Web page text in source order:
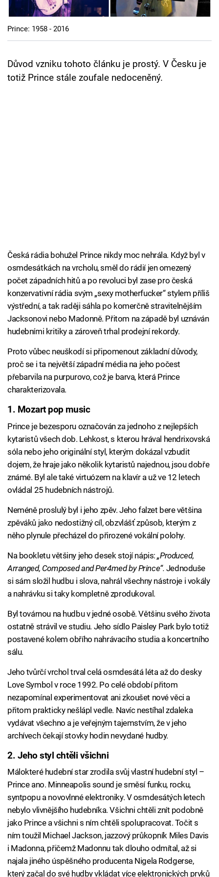
Cool Esport
Pořady
TV Program
Sledujte prima+
Prince: 1958 - 2016
Důvod vzniku tohoto článku je prostý. V Česku je
totiž Prince stále zoufale nedoceněný.
Česká rádia bohužel Prince nikdy moc nehrála. Když byl v
osmdesátkách na vrcholu, směl do rádií jen omezený
počet západních hitů a po revoluci byl zase pro česká
konzervativní rádia svým „sexy motherfucker“ stylem příliš
výstřední, a tak raději sáhla po komerčně stravitelnějším
Jacksonovi nebo Madonně. Přitom na západě byl uznáván
hudebními kritiky a zároveň trhal prodejní rekordy.
Proto vůbec neuškodí si připomenout základní důvody,
proč se i ta největší západní média na jeho počest
přebarvila na purpurovo, což je barva, která Prince
charakterizovala.
1. Mozart pop music
Prince je bezesporu označován za jednoho z nejlepších
kytaristů všech dob. Lehkost, s kterou hrával hendrixovská
sóla nebo jeho originální styl, kterým dokázal vzbudit
dojem, že hraje jako několik kytaristů najednou, jsou dobře
známé. Byl ale také virtuózem na klavír a už ve 12 letech
ovládal 25 hudebních nástrojů.
Neméně proslulý byl i jeho zpěv. Jeho falzet bere většina
zpěváků jako nedostižný cíl, obzvlášť způsob, kterým z
něho plynule přecházel do přirozené vokální polohy.
Na bookletu většiny jeho desek stojí nápis:„Produced,
Arranged, Composed and Per4med by Prince“. Jednoduše
si sám složil hudbu i slova, nahrál všechny nástroje i vokály
a nahrávku si taky kompletně zprodukoval.
Byl továrnou na hudbu v jedné osobě. Většinu svého života
ostatně strávil ve studiu. Jeho sídlo Paisley Park bylo totiž
postavené kolem obřího nahrávacího studia a koncertního
sálu.
Jeho tvůrčí vrchol trval celá osmdesátá léta až do desky
Love Symbol v roce 1992. Po celé období přitom
nezapomínal experimentovat ani zkoušet nové věci a
přitom prakticky nešlápl vedle. Navíc nestíhal zdaleka
vydávat všechno a je veřejným tajemstvím, že v jeho
archívech čekají stovky hodin nevydané hudby.
2. Jeho styl chtěli všichni
Málokteré hudební star zrodila svůj vlastní hudební styl –
Prince ano. Minneapolis sound je směsí funku, rocku,
syntpopu a novovlnné elektroniky. V osmdesátých letech
nebylo vlivnějšího hudebníka. Všichni chtěli znít podobně
jako Prince a všichni s ním chtěli spolupracovat. Točit s
ním toužil Michael Jackson, jazzový průkopník Miles Davis
i Madonna, přičemž Madonnu tak dlouho odmítal, až si
najala jiného úspěšného producenta Nigela Rodgerse,
který začal do své hudby vkládat více elektronických prvků